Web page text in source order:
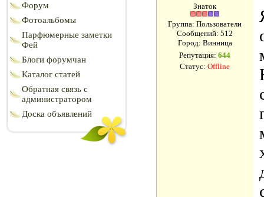
Форум
Фотоальбомы
Парфюмерные заметки
Фей
Блоги форумчан
Каталог статей
Обратная связь с
администратором
Доска объявлений
Знаток
Группа: Пользователи
Сообщений: 512
Город: Винница
Репутация: 644
Статус: Offline